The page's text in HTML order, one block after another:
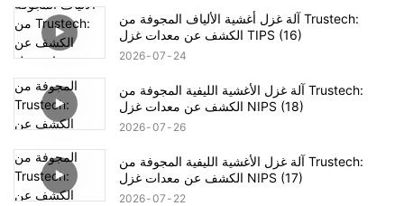
آلة غزل أغشية الألياف المجوفة من Trustech:
الكشف عن معدات غزل TIPS (16)
2026 07 24
آلة غزل الأغشية الليفية المجوفة من Trustech:
الكشف عن معدات غزل NIPS (18)
2026 07 26
آلة غزل الأغشية الليفية المجوفة من Trustech:
الكشف عن معدات غزل NIPS (17)
2026 07 22